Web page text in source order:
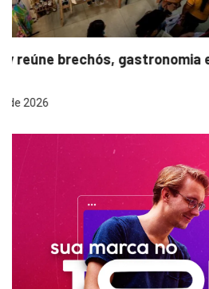
Bugonia transforma
7 de agosto de 2026